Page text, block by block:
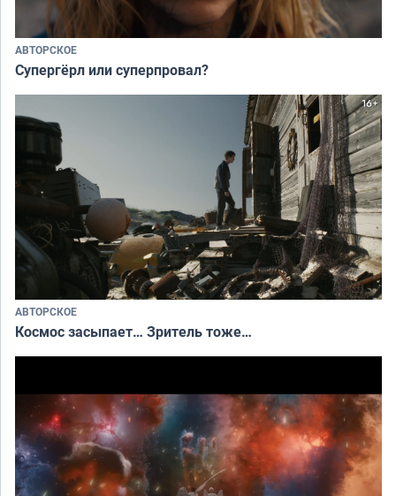
АВТОРСКОЕ
Супергёрл или суперпровал?
АВТОРСКОЕ
Космос засыпает… Зритель тоже…